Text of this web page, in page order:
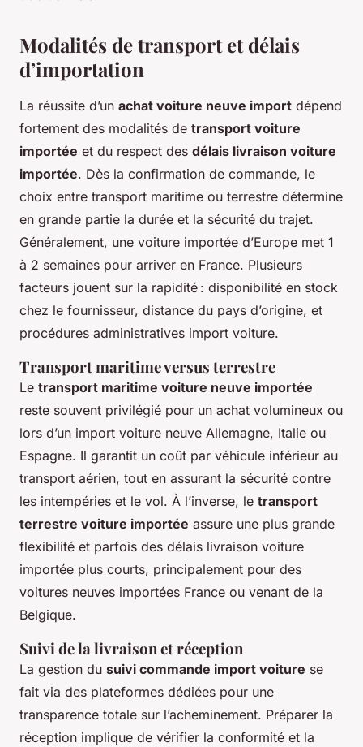
Modalités de transport et délais
d’importation
La réussite d’un achat voiture neuve import dépend
fortement des modalités de transport voiture
importée et du respect des délais livraison voiture
importée. Dès la confirmation de commande, le
choix entre transport maritime ou terrestre détermine
en grande partie la durée et la sécurité du trajet.
Généralement, une voiture importée d’Europe met 1
à 2 semaines pour arriver en France. Plusieurs
facteurs jouent sur la rapidité : disponibilité en stock
chez le fournisseur, distance du pays d’origine, et
procédures administratives import voiture.
Transport maritime versus terrestre
Le transport maritime voiture neuve importée
reste souvent privilégié pour un achat volumineux ou
lors d’un import voiture neuve Allemagne, Italie ou
Espagne. Il garantit un coût par véhicule inférieur au
transport aérien, tout en assurant la sécurité contre
les intempéries et le vol. À l’inverse, le transport
terrestre voiture importée assure une plus grande
flexibilité et parfois des délais livraison voiture
importée plus courts, principalement pour des
voitures neuves importées France ou venant de la
Belgique.
Suivi de la livraison et réception
La gestion du suivi commande import voiture se
fait via des plateformes dédiées pour une
transparence totale sur l’acheminement. Préparer la
réception implique de vérifier la conformité et la